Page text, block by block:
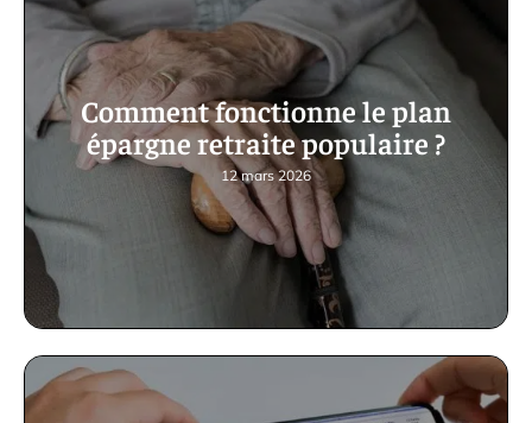
Comment fonctionne le plan
épargne retraite populaire ?
12 mars 2026